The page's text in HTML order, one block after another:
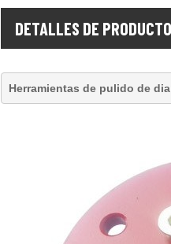
DETALLES DE PRODUCTO
Herramientas de pulido de